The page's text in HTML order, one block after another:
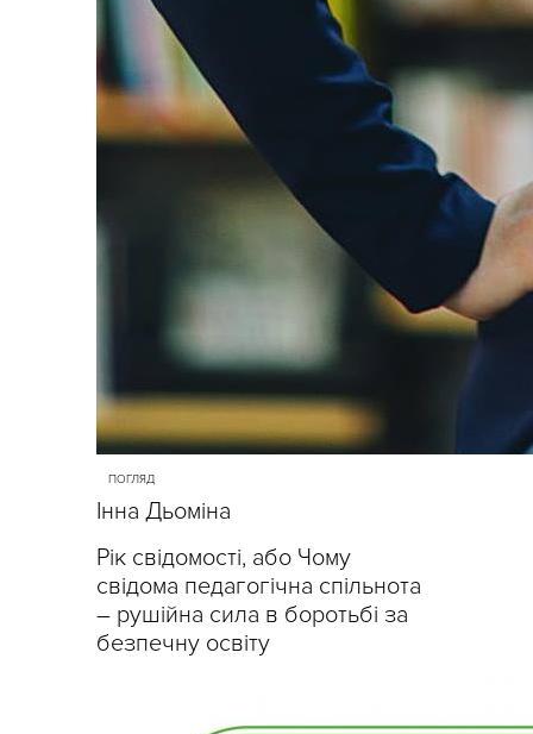
ПОГЛЯД
Інна Дьоміна
Рік свідомості, або Чому
свідома педагогічна спільнота
– рушійна сила в боротьбі за
безпечну освіту